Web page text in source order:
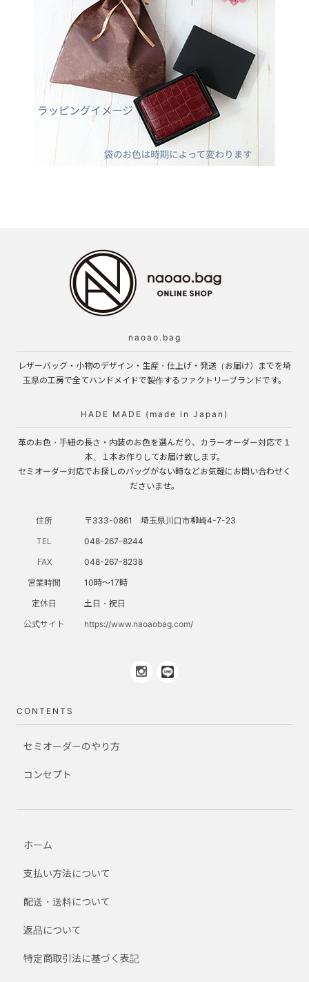
naoao.bag
レザーバッグ・小物のデザイン・生産・仕上げ・発送（お届け）までを埼
玉県の工房で全てハンドメイドで製作するファクトリーブランドです。
HADE MADE (made in Japan)
革のお色・手紐の長さ・内装のお色を選んだり、カラーオーダー対応で１
本、１本お作りしてお届け致します。
セミオーダー対応でお探しのバッグがない時などお気軽にお問い合わせく
ださいませ。
住所
〒333-0861 埼玉県川口市柳崎4-7-23
TEL
048-267-8244
FAX
048-267-8238
営業時間
10時～17時
定休日
土日・祝日
公式サイト
https://www.naoaobag.com/
CONTENTS
セミオーダーのやり方
コンセプト
ホーム
支払い方法について
配送・送料について
返品について
特定商取引法に基づく表記